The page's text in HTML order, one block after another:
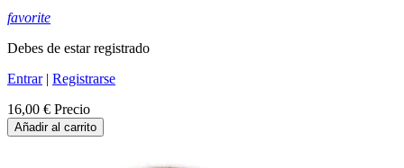
favorite
Debes de estar registrado
Entrar| Registrarse
16,00 € Precio
Añadir al carrito